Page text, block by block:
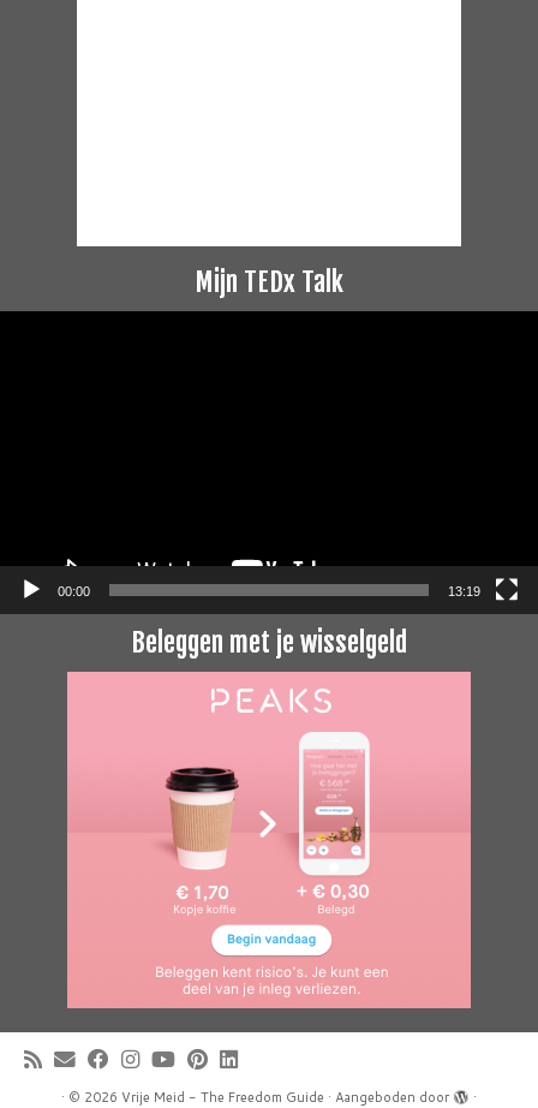
Mijn TEDx Talk
00:00 13:19
Beleggen met je wisselgeld
· © 2026 Vrije Meid - The Freedom Guide · Aangeboden door ·